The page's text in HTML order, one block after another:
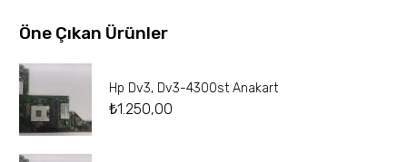
Öne Çıkan Ürünler
Hp Dv3, Dv3-4300st Anakart
₺1.250,00